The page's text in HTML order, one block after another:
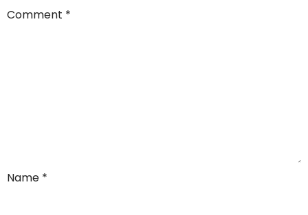
Comment *
Name *